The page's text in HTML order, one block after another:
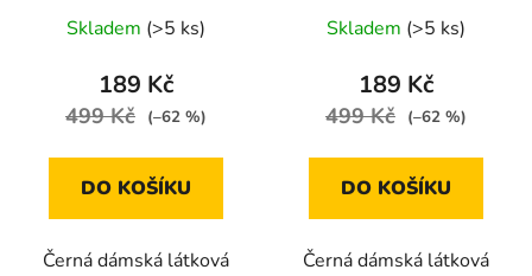
Skladem (>5 ks)
189 Kč
499 Kč (–62 %)
DO KOŠÍKU
Černá dámská látková
Skladem (>5 ks)
189 Kč
499 Kč (–62 %)
DO KOŠÍKU
Černá dámská látková